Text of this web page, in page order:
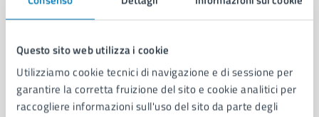
Questo sito web utilizza i cookie
Utilizziamo cookie tecnici di navigazione e di sessione per
garantire la corretta fruizione del sito e cookie analitici per
raccogliere informazioni sull'uso del sito da parte degli
Area Sicurezza
Servizio Coordinamento Strategico Operativo